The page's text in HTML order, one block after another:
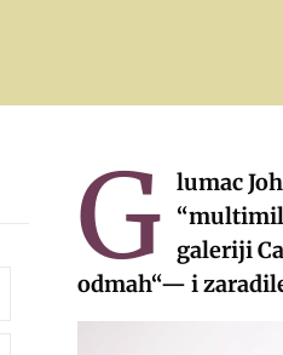
G lumac
galeriji
odmah“— i